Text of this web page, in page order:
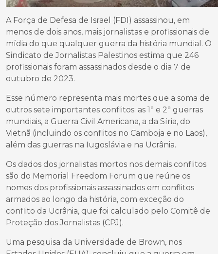
A Força de Defesa de Israel (FDI) assassinou, em
menos de dois anos, mais jornalistas e profissionais de
mídia do que qualquer guerra da história mundial. O
Sindicato de Jornalistas Palestinos estima que 246
profissionais foram assassinados desde o dia 7 de
outubro de 2023.
Esse número representa mais mortes que a soma de
outros sete importantes conflitos: as 1ª e 2ª guerras
mundiais, a Guerra Civil Americana, a da Síria, do
Vietnã (incluindo os conflitos no Camboja e no Laos),
além das guerras na Iugoslávia e na Ucrânia.
Os dados dos jornalistas mortos nos demais conflitos
são do Memorial Freedom Forum que reúne os
nomes dos profissionais assassinados em conflitos
armados ao longo da história, com exceção do
conflito da Ucrânia, que foi calculado pelo Comitê de
Proteção dos Jornalistas (CPJ).
Uma pesquisa da Universidade de Brown, nos